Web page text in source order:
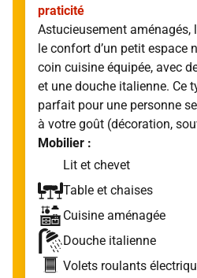
praticité
Astucieusement
le confort d’un petit espace
coin cuisine équipée, avec
et une douche italienne. Ce
parfait pour une personne
à votre goût (décoration,
Mobilier :
Lit et chevet
Table et chaises
Cuisine aménagée
Douche italienne
Volets roulants